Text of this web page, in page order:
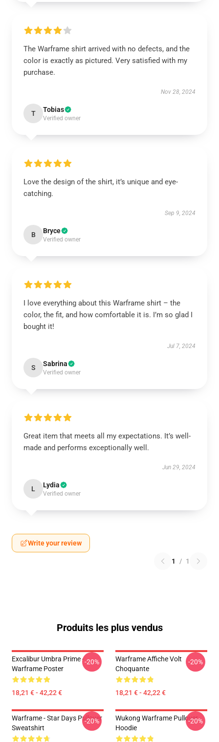
The Warframe shirt arrived with no defects, and the
color is exactly as pictured. Very satisfied with my
purchase.
Nov 28, 2024
T Tobias
Verified owner
Love the design of the shirt, it’s unique and eye-
catching.
Sep 9, 2024
B Bryce
Verified owner
I love everything about this Warframe shirt – the
color, the fit, and how comfortable it is. I’m so glad I
bought it!
Jul 7, 2024
S Sabrina
Verified owner
Great item that meets all my expectations. It’s well-
made and performs exceptionally well.
Jun 29, 2024
L Lydia
Verified owner
Write your review
1 / 1
Produits les plus vendus
Excalibur Umbra Prime -
Warframe Poster
18,21 € - 42,22 €
-20%
Warframe Affiche Volt
Choquante
18,21 € - 42,22 €
-20%
Warframe - Star Days Pullover
Sweatshirt
-20%
Wukong Warframe Pullover
Hoodie
-20%